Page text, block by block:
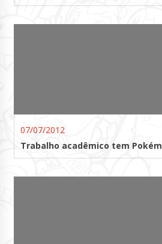
07/07/2012
Trabalho acadêmico tem